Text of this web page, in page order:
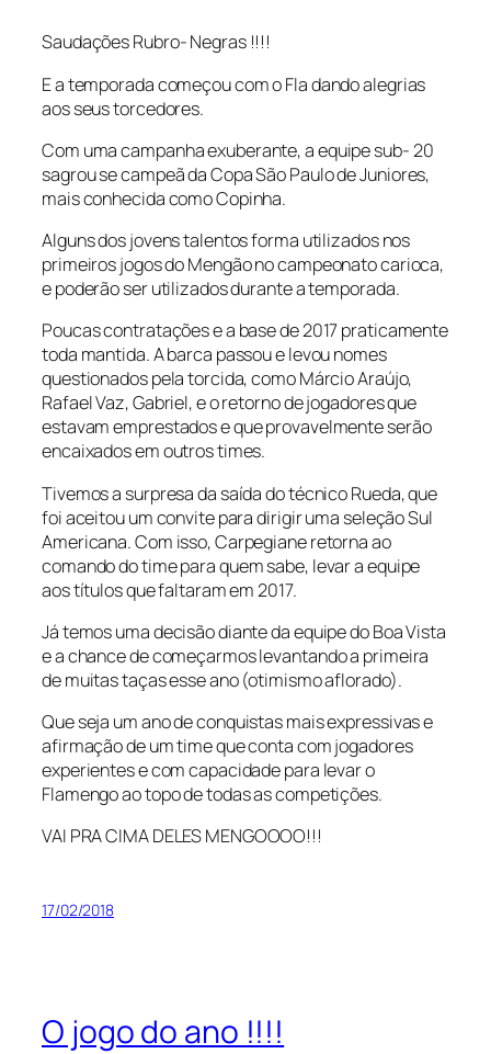
Saudações Rubro- Negras !!!!
E a temporada começou com o Fla dando alegrias
aos seus torcedores.
Com uma campanha exuberante, a equipe sub- 20
sagrou se campeã da Copa São Paulo de Juniores,
mais conhecida como Copinha.
Alguns dos jovens talentos forma utilizados nos
primeiros jogos do Mengão no campeonato carioca,
e poderão ser utilizados durante a temporada.
Poucas contratações e a base de 2017 praticamente
toda mantida. A barca passou e levou nomes
questionados pela torcida, como Márcio Araújo,
Rafael Vaz, Gabriel, e o retorno de jogadores que
estavam emprestados e que provavelmente serão
encaixados em outros times.
Tivemos a surpresa da saída do técnico Rueda, que
foi aceitou um convite para dirigir uma seleção Sul
Americana. Com isso, Carpegiane retorna ao
comando do time para quem sabe, levar a equipe
aos títulos que faltaram em 2017.
Já temos uma decisão diante da equipe do Boa Vista
e a chance de começarmos levantando a primeira
de muitas taças esse ano (otimismo aflorado).
Que seja um ano de conquistas mais expressivas e
afirmação de um time que conta com jogadores
experientes e com capacidade para levar o
Flamengo ao topo de todas as competições.
VAI PRA CIMA DELES MENGOOOO!!!
17/02/2018
O jogo do ano !!!!